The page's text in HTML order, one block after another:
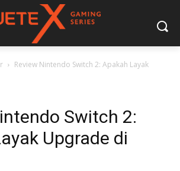
Review Nintendo Switch 2: Apakah Layak
Switch 2:
Upgrade di